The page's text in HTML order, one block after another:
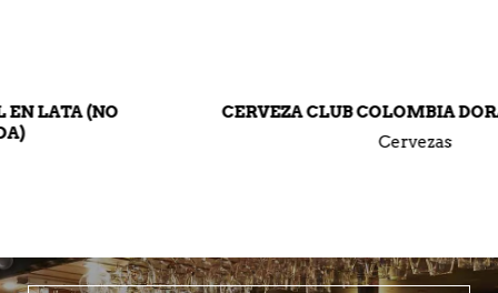
CERVEZA CLUB COLOMBIA DORADA EN LATA